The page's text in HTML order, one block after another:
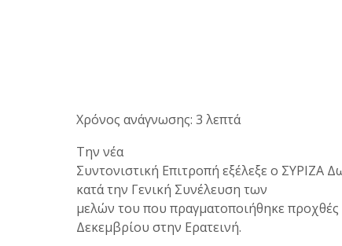
Χρόνος ανάγνωσης: 3 λεπτά
Την νέα
Συντονιστική Επιτροπή εξέλεξε ο ΣΥΡΙΖΑ
κατά την Γενική Συνέλευση των
μελών του που πραγματοποιήθηκε προχθές
Δεκεμβρίου στην Ερατεινή.